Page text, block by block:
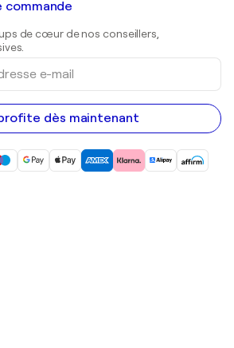
commande
de cœur de nos conseillers,
dès maintenant